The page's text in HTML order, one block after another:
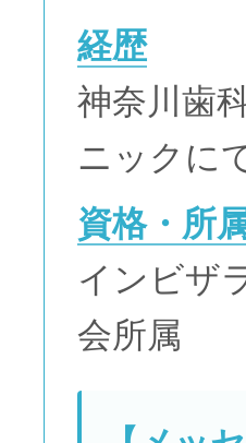
経歴
神奈川歯
ニックに
資格・所
インビザ
会所属